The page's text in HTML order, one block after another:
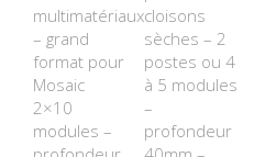
multimatériaux
– grand
format pour
Mosaic
2×10
modules –
cloisons
sèches – 2
postes ou 4
à 5 modules
–
profondeur